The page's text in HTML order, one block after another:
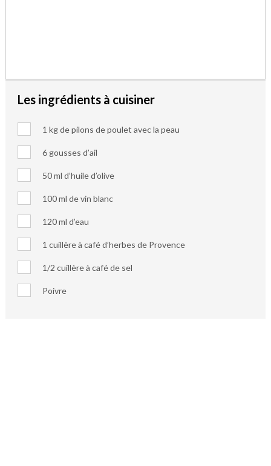
Les ingrédients à cuisiner
1 kg de pilons de poulet avec la peau
6 gousses d’ail
50 ml d’huile d’olive
100 ml de vin blanc
120 ml d’eau
1 cuillère à café d’herbes de Provence
1/2 cuillère à café de sel
Poivre